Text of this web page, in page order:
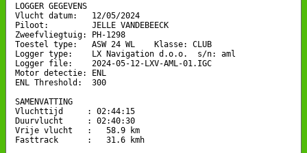
LOGGER GEGEVENS
Vlucht datum:   12/05/2024
Piloot:         JELLE VANDEBEECK
Zweefvliegtuig: PH-1298
Toestel type:   ASW 24 WL    Klasse: CLUB
Logger type:    LX Navigation d.o.o.  s/n: aml
Logger file:    2024-05-12-LXV-AML-01.IGC
Motor detectie: ENL
ENL Threshold:  300
SAMENVATTING
Vluchttijd     : 02:44:15
Duurvlucht     : 02:40:30
Vrije vlucht   :   58.9 km
Fasttrack      :   31.6 kmh